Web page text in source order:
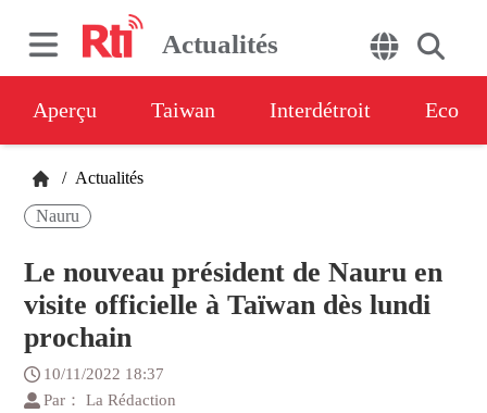
Actualités
Aperçu Taiwan Interdétroit Eco
/ Actualités
Nauru
Le nouveau président de Nauru en
visite officielle à Taïwan dès lundi
prochain
10/11/2022 18:37
Par： La Rédaction